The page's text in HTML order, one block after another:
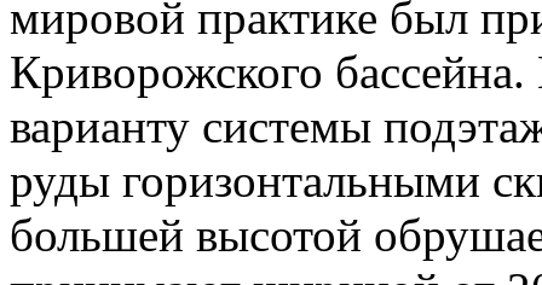
мировой практике был
Криворожского
варианту системы
руды горизонтальными
большей высотой